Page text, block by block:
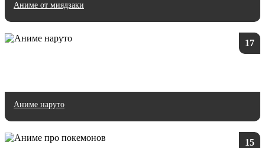
Аниме от миядзаки
17
Аниме наруто
15